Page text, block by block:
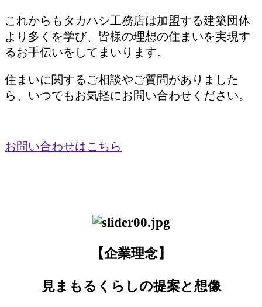
これからもタカハシ工務店は加盟する建築団体
より多くを学び、皆様の理想の住まいを実現す
るお手伝いをしてまいります。
住まいに関するご相談やご質問がありました
ら、いつでもお気軽にお問い合わせください。
お問い合わせはこちら
【企業理念】
見まもるくらしの提案と想像